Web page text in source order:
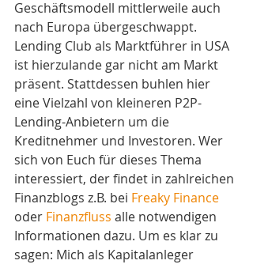
Geschäftsmodell mittlerweile auch
nach Europa übergeschwappt.
Lending Club als Marktführer in USA
ist hierzulande gar nicht am Markt
präsent. Stattdessen buhlen hier
eine Vielzahl von kleineren P2P-
Lending-Anbietern um die
Kreditnehmer und Investoren. Wer
sich von Euch für dieses Thema
interessiert, der findet in zahlreichen
Finanzblogs z.B. bei Freaky Finance
oder Finanzfluss alle notwendigen
Informationen dazu. Um es klar zu
sagen: Mich als Kapitalanleger